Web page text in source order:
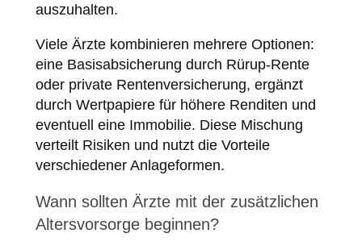
auszuhalten.
Viele Ärzte kombinieren mehrere Optionen:
eine Basisabsicherung durch Rürup-Rente
oder private Rentenversicherung, ergänzt
durch Wertpapiere für höhere Renditen und
eventuell eine Immobilie. Diese Mischung
verteilt Risiken und nutzt die Vorteile
verschiedener Anlageformen.
Wann sollten Ärzte mit der zusätzlichen
Altersvorsorge beginnen?